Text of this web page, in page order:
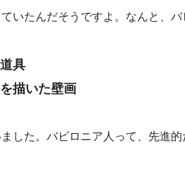
いたんだそうですよ。なんと、
具
描いた壁画
した。バビロニア人って、先進的